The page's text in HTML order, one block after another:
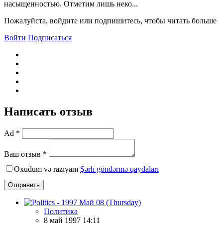
насыщенностью. Отметим лишь неко...
Пожалуйста, войдите или подпишитесь, чтобы читать больше
Войти Подписаться
Написать отзыв
Ad *
Ваш отзыв *
Oxudum və razıyam Şərh göndərmə qaydaları
Отправить
Политика
8 май 1997 14:11